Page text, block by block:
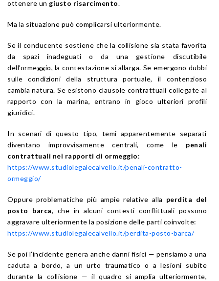
ottenere un giusto risarcimento.
Ma la situazione può complicarsi ulteriormente.
Se il conducente sostiene che la collisione sia stata favorita
da spazi inadeguati o da una gestione discutibile
dell’ormeggio, la contestazione si allarga. Se emergono dubbi
sulle condizioni della struttura portuale, il contenzioso
cambia natura. Se esistono clausole contrattuali collegate al
rapporto con la marina, entrano in gioco ulteriori profili
giuridici.
In scenari di questo tipo, temi apparentemente separati
diventano improvvisamente centrali, come le penali
contrattuali nei rapporti di ormeggio:
https://www.studiolegalecalvello.it/penali-contratto-
ormeggio/
Oppure problematiche più ampie relative alla perdita del
posto barca, che in alcuni contesti conflittuali possono
aggravare ulteriormente la posizione delle parti coinvolte:
https://www.studiolegalecalvello.it/perdita-posto-barca/
Se poi l’incidente genera anche danni fisici — pensiamo a una
caduta a bordo, a un urto traumatico o a lesioni subite
durante la collisione — il quadro si amplia ulteriormente,